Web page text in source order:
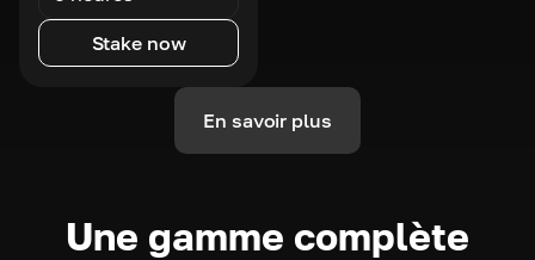
Stake now
En savoir plus
Une gamme complète